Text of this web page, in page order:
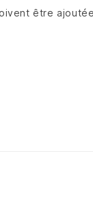
être